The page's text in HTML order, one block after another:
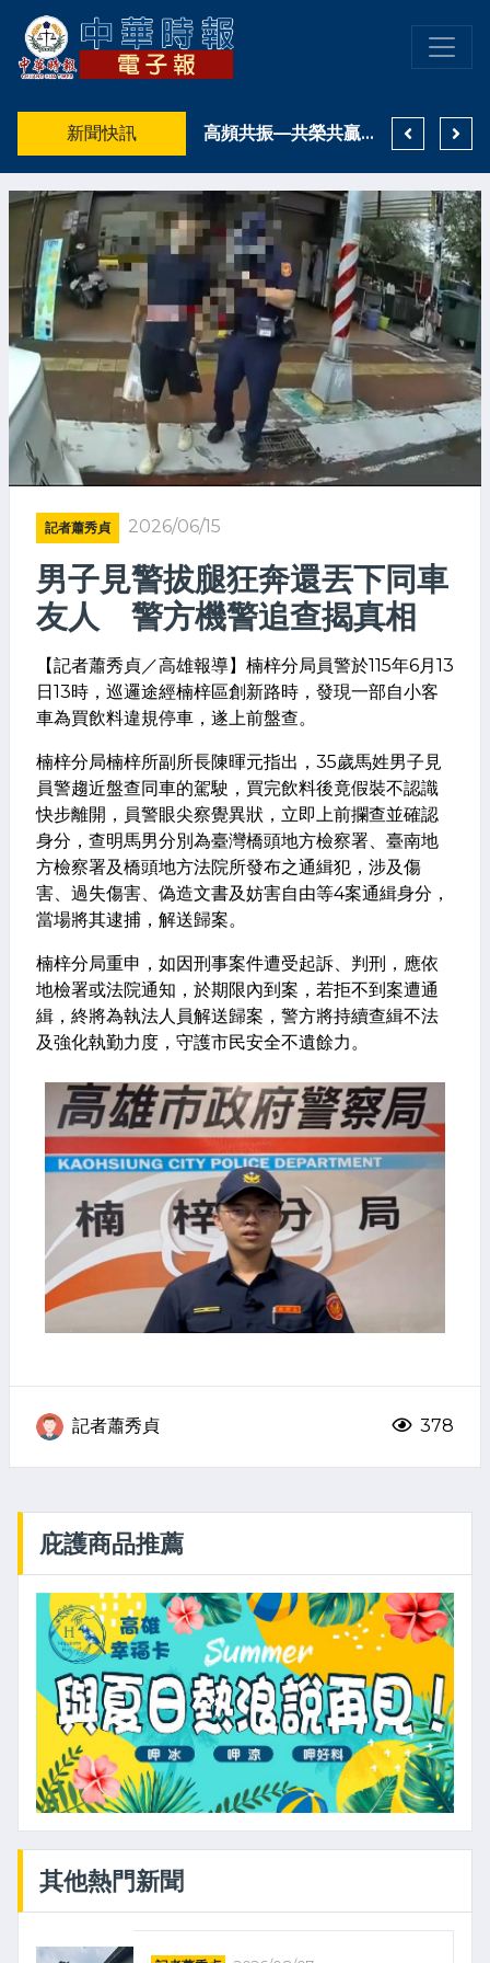
新聞快訊 高頻共振—共榮共贏…
記者蕭秀貞 2026/06/15
男子見警拔腿狂奔還丟下同車
友人 警方機警追查揭真相
【記者蕭秀貞／高雄報導】楠梓分局員警於115年6月13
日13時，巡邏途經楠梓區創新路時，發現一部自小客
車為買飲料違規停車，遂上前盤查。
楠梓分局楠梓所副所長陳暉元指出，35歲馬姓男子見
員警趨近盤查同車的駕駛，買完飲料後竟假裝不認識
快步離開，員警眼尖察覺異狀，立即上前攔查並確認
身分，查明馬男分別為臺灣橋頭地方檢察署、臺南地
方檢察署及橋頭地方法院所發布之通緝犯，涉及傷
害、過失傷害、偽造文書及妨害自由等4案通緝身分，
當場將其逮捕，解送歸案。
楠梓分局重申，如因刑事案件遭受起訴、判刑，應依
地檢署或法院通知，於期限內到案，若拒不到案遭通
緝，終將為執法人員解送歸案，警方將持續查緝不法
及強化執勤力度，守護市民安全不遺餘力。
記者蕭秀貞 378
庇護商品推薦
其他熱門新聞